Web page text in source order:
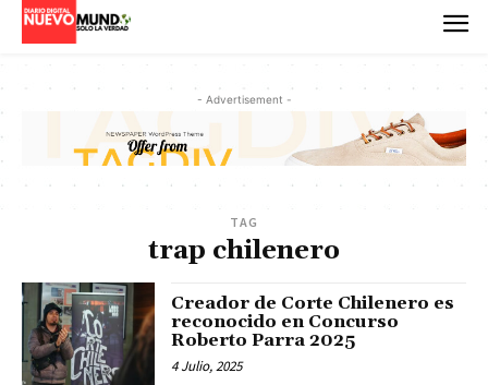
- Advertisement -
TAG
trap chilenero
Creador de Corte Chilenero es
reconocido en Concurso
Roberto Parra 2025
4 Julio, 2025